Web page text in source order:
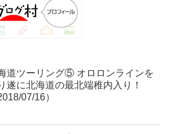
道ツーリング⑤ オロロンラインを
遂に北海道の最北端稚内入り！
07/16）